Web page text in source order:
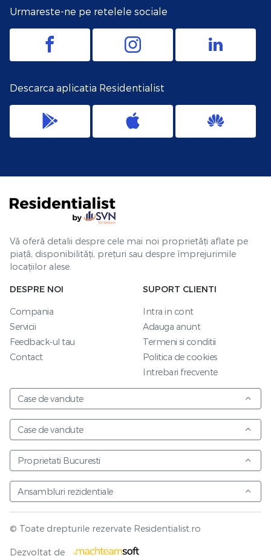
Vezi harta
Urmareste-ne pe retelele sociale
Descarca aplicatia Residentialist
Vă oferă detalii despre cele mai noi proprietăți aflate pe
piață, disponibilități, prețuri sau despre împrejurimile
locațiilor alese.
DESPRE NOI
Compania
Servicii
Feedback-ul tau
Contact
SUPORT CLIENTI
Intra in cont
Adauga anunt
Termeni si conditii
Politica de cookies
Intrebari frecvente
Case de vandute
Case de vandute
Proprietati Bucuresti
Ansambluri rezidentiale
© Toate drepturile rezervate Residentialist.ro
Dezvoltat de